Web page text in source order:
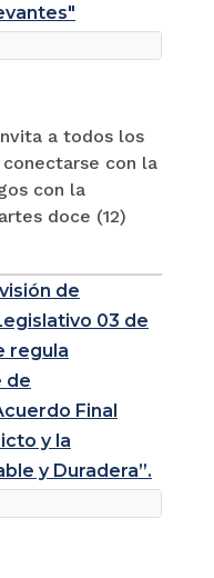
a todos los
con la
con la
doce (12)
de
03 de
regula
de
Final
y la
y Duradera”.